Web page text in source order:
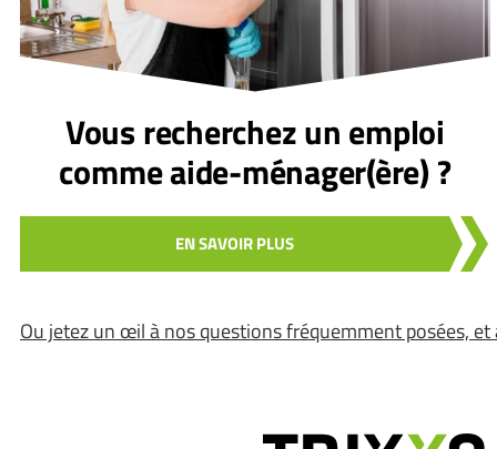
Vous recherchez un emploi
comme aide-ménager(ère) ?
EN SAVOIR PLUS
Ou jetez un œil à nos questions fréquemment posées,